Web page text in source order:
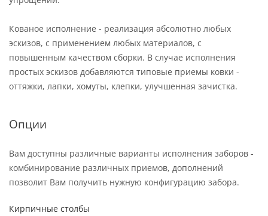
Кованое исполнение - реализация абсолютно любых
эскизов, с применением любых материалов, с
повышенным качеством сборки. В случае исполнения
простых эскизов добавляются типовые приемы ковки -
оттяжки, лапки, хомуты, клепки, улучшенная зачистка.
Опции
Вам доступны различные варианты исполнения заборов -
комбинирование различных приемов, дополнений
позволит Вам получить нужную конфигурацию забора.
Кирпичные столбы